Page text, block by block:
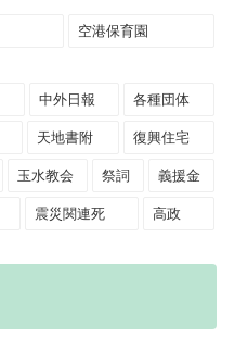
空港保育園
中外日報 各種団体
天地書附 復興住宅
玉水教会 祭詞 義援金
震災関連死 高政